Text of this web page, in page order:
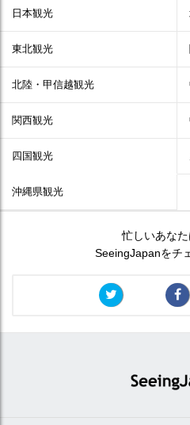
日本観光
東北観光
北陸・甲信越観光
関西観光
四国観光
沖縄県観光
忙しいあな
SeeingJapanをチ